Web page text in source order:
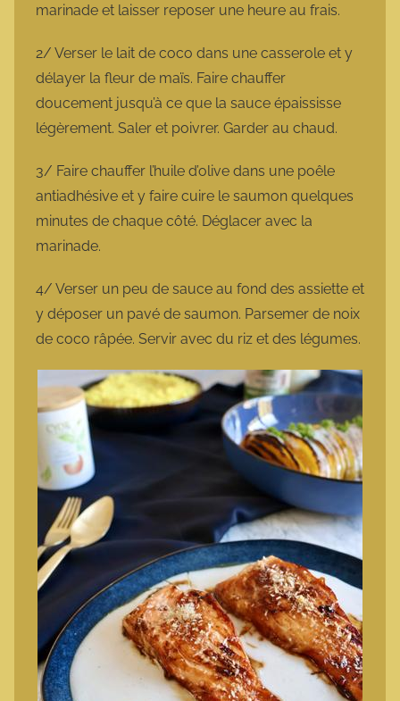
marinade et laisser reposer une heure au frais.
2/ Verser le lait de coco dans une casserole et y
délayer la fleur de maïs. Faire chauffer
doucement jusqu’à ce que la sauce épaississe
légèrement. Saler et poivrer. Garder au chaud.
3/ Faire chauffer l’huile d’olive dans une poêle
antiadhésive et y faire cuire le saumon quelques
minutes de chaque côté. Déglacer avec la
marinade.
4/ Verser un peu de sauce au fond des assiette et
y déposer un pavé de saumon. Parsemer de noix
de coco râpée. Servir avec du riz et des légumes.